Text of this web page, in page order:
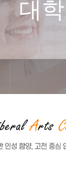
로고 및 UI
교가
브로슈어/리플렛
대